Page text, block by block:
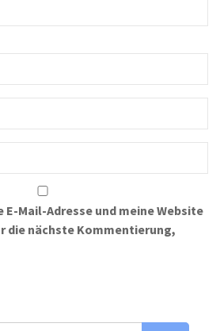
E-Mail-Adresse und meine Website
die nächste Kommentierung,